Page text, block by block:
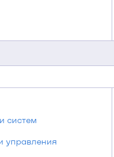
систем
управления